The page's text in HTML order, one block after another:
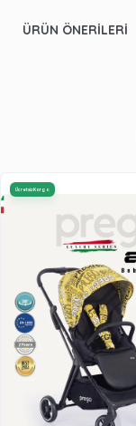
ÜRÜN ÖNERILERI
Ücretsiz Kargo